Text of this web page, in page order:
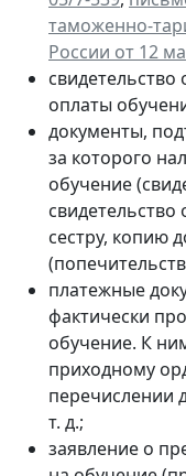
таможенно-
России от 12
оплаты
документы,
за которого
обучение
сестру, копию
платежные
фактически
обучение. К
приходному
перечислении
т. д.;
заявление о